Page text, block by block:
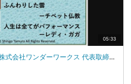
05:33
孤独嫌いのひとり好き 株式会社ワンダーワークス 代表取締役 田村新吾